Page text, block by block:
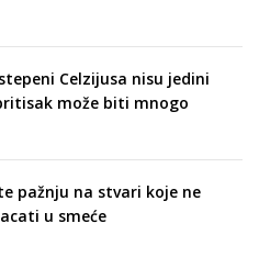
Celzijusa nisu jedini
može biti mnogo
pažnju na stvari koje ne
u smeće